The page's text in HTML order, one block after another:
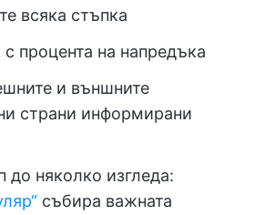
всяка стъпка
процента на напредъка
и външните
страни информирани
няколко изгледа:
събира важната